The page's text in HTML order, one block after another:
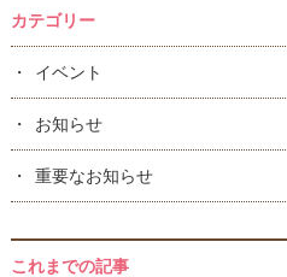
カテゴリー
イベント
お知らせ
重要なお知らせ
これまでの記事